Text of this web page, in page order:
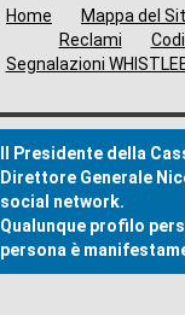
Home Mappa del
Reclami
Segnalazioni
Il Presidente della
Direttore Generale
social network.
Qualunque profilo
persona è